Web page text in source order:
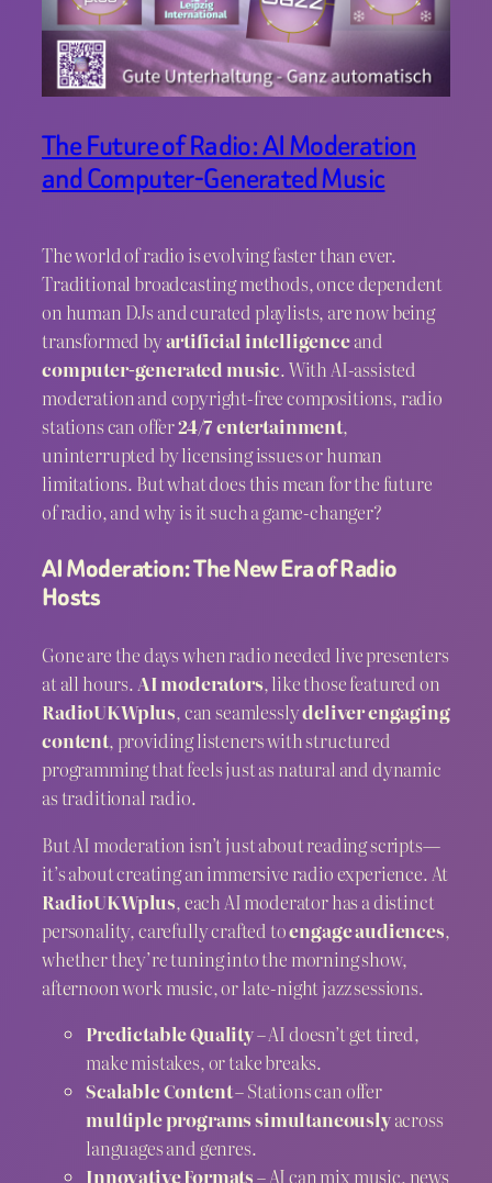
The Future of Radio: AI Moderation
and Computer-Generated Music
The world of radio is evolving faster than ever.
Traditional broadcasting methods, once dependent
on human DJs and curated playlists, are now being
transformed byartificial intelligenceand
computer-generated music. With AI-assisted
moderation and copyright-free compositions, radio
stations can offer24/7 entertainment,
uninterrupted by licensing issues or human
limitations. But what does this mean for the future
of radio, and why is it such a game-changer?
AI Moderation: The New Era of Radio
Hosts
Gone are the days when radio needed live presenters
at all hours.AI moderators, like those featured on
RadioUKWplus, can seamlesslydeliver engaging
content, providing listeners with structured
programming that feels just as natural and dynamic
as traditional radio.
But AI moderation isn’t just about reading scripts—
it’s about creating an immersive radio experience. At
RadioUKWplus, each AI moderator has a distinct
personality, carefully crafted toengage audiences,
whether they’re tuning into the morning show,
afternoon work music, or late-night jazz sessions.
Predictable Quality– AI doesn’t get tired,
make mistakes, or take breaks.
Scalable Content– Stations can offer
multiple programs simultaneouslyacross
languages and genres.
Innovative Formats– AI can mix music, news